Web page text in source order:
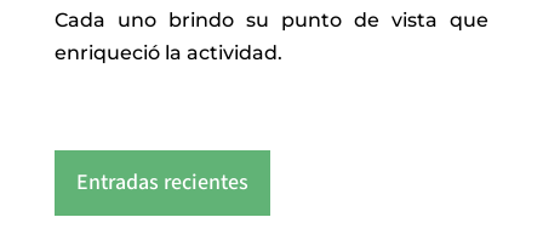
Cada uno brindo su punto de vista que
enriqueció la actividad.
Entradas recientes